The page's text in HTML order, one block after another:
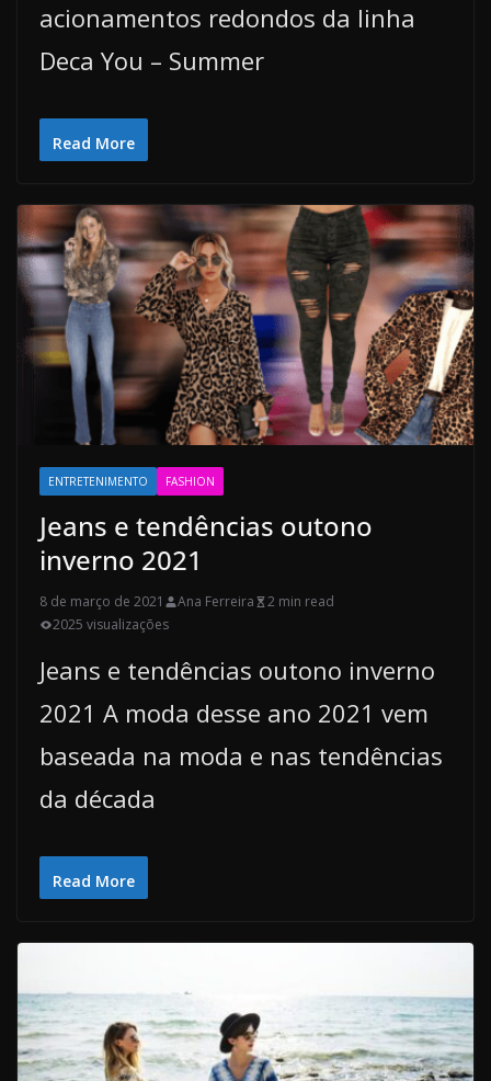
acionamentos redondos da linha
Deca You – Summer
Read More
ENTRETENIMENTO FASHION
Jeans e tendências outono
inverno 2021
8 de março de 2021 Ana Ferreira
2 min read
2025 visualizações
Jeans e tendências outono inverno
2021 A moda desse ano 2021 vem
baseada na moda e nas tendências
da década
Read More